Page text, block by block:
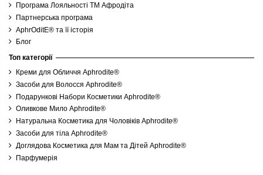
Програма Лояльності ТМ Афродіта
Партнерська програма
AphrOditE® та її історія
Блог
Топ категорії
Креми для Обличчя Aphrodite®
Засоби для Волосся Aphrodite®
Подарункові Набори Косметики Aphrodite®
Оливкове Мило Aphrodite®
Натуральна Косметика для Чоловіків Aphrodite®
Засоби для тіла Aphrodite®
Доглядова Косметика для Мам та Дітей Aphrodite®
Парфумерія